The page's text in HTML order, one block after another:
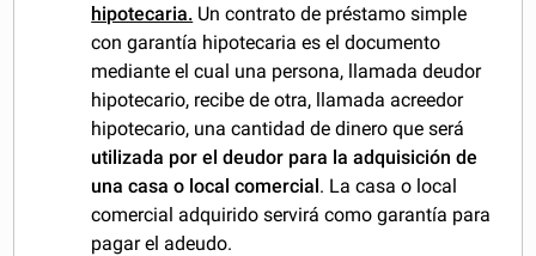
hipotecaria. Un contrato de préstamo simple
con garantía hipotecaria es el documento
mediante el cual una persona, llamada deudor
hipotecario, recibe de otra, llamada acreedor
hipotecario, una cantidad de dinero que será
utilizada por el deudor para la adquisición de
una casa o local comercial. La casa o local
comercial adquirido servirá como garantía para
pagar el adeudo.